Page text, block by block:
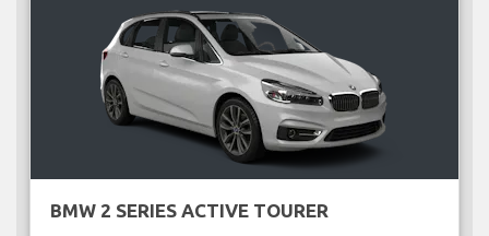
BMW 2 SERIES ACTIVE TOURER